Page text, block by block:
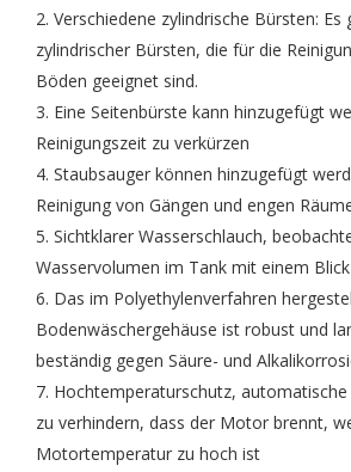
2. Verschiedene zylindrische Bürsten: Es
zylindrischer Bürsten, die für die
Böden geeignet sind.
3. Eine Seitenbürste kann hinzugefügt
Reinigungszeit zu verkürzen
4. Staubsauger können hinzugefügt
Reinigung von Gängen und engen
5. Sichtklarer Wasserschlauch,
Wasservolumen im Tank mit einem
6. Das im Polyethylenverfahren
Bodenwäschergehäuse ist robust und
beständig gegen Säure- und
7. Hochtemperaturschutz,
zu verhindern, dass der Motor brennt,
Motortemperatur zu hoch ist